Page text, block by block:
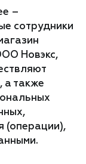
–
сотрудники
Новэкс,
а также
(операции),